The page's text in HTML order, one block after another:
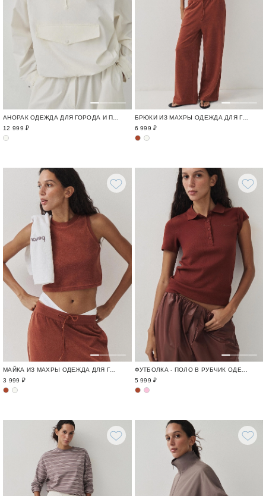
АНОРАК ОДЕЖДА ДЛЯ ГОРОДА И ПУТЕШЕСТВИЙ / TRAVELLING
12 999 ₽
БРЮКИ ИЗ МАХРЫ ОДЕЖДА ДЛЯ ГОРОДА И ПУТЕШЕСТВИЙ / TRAVELLING
6 999 ₽
МАЙКА ИЗ МАХРЫ ОДЕЖДА ДЛЯ ГОРОДА И ПУТЕШЕСТВИЙ / TRAVELLING
3 999 ₽
5 999 ₽